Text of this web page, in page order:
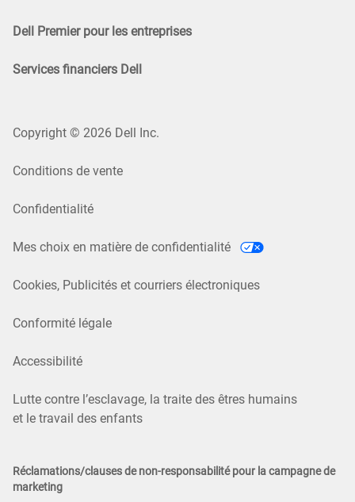
Dell Premier pour les entreprises
Services financiers Dell
Copyright © 2026 Dell Inc.
Conditions de vente
Confidentialité
Mes choix en matière de confidentialité
Cookies, Publicités et courriers électroniques
Conformité légale
Accessibilité
Lutte contre l’esclavage, la traite des êtres humains
et le travail des enfants
Réclamations/clauses de non-responsabilité pour la campagne de
marketing